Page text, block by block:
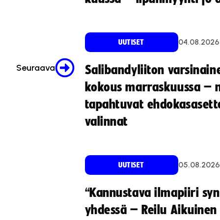
Seuraava
UUTISET 04.08.2026
Salibandyliiton
kokous marraskuussa –
tapahtuvat
valinnat
UUTISET 05.08.2026
“Kannustava ilmapiiri
yhdessä – Reilu